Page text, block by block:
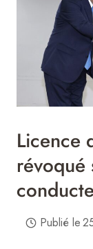
Licence
révoqué
Publié le